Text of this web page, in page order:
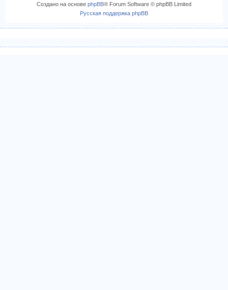
Создано на основе phpBB® Forum Software © phpBB Limited
Русская поддержка phpBB